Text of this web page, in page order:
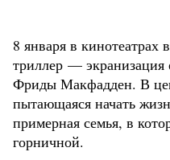
8 января в кинотеатрах
триллер — экранизация
Фриды Макфадден. В
пытающаяся начать
примерная семья, в
горничной.